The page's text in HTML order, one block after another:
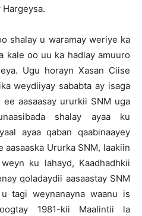
Hargeysa.
shalay u waramay weriye ka
kale oo uu ka hadlay amuuro
Ugu horayn Xasan Ciise
weydiiyay sababta ay isaga
aasaasay ururkii SNM uga
shalay ayaa ku
ayaa qaban qaabinaayey
aasaaska Ururka SNM, laakiin
ku lahayd, Kaadhadhkii
qoladaydii aasaastay SNM
tagi weynanayna waanu is
1981-kii Maalintii la